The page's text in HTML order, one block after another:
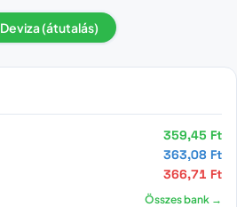
Deviza (átutalás)
359,45 Ft
363,08 Ft
366,71 Ft
Összes bank →